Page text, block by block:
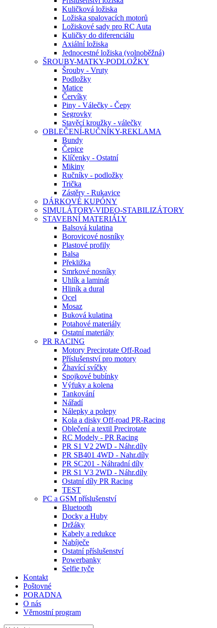
Kuličková ložiska
Ložiska spalovacích motorů
Ložiskové sady pro RC Auta
Kuličky do diferenciálu
Axiální ložiska
Jednocestné ložiska (volnoběžná)
ŠROUBY-MATKY-PODLOŽKY
Šrouby - Vruty
Podložky
Matice
Červíky
Piny - Válečky - Čepy
Segrovky
Stavěcí kroužky - válečky
OBLEČENÍ-RUČNÍKY-REKLAMA
Bundy
Čepice
Klíčenky - Ostatní
Mikiny
Ručníky - podložky
Trička
Zástěry - Rukavice
DÁRKOVÉ KUPÓNY
SIMULÁTORY-VIDEO-STABILIZÁTORY
STAVEBNÍ MATERIÁLY
Balsová kulatina
Borovicové nosníky
Plastové profily
Balsa
Překližka
Smrkové nosníky
Uhlík a laminát
Hliník a dural
Ocel
Mosaz
Buková kulatina
Potahové materiály
Ostatní materiály
PR RACING
Motory Precirotate Off-Road
Příslušenství pro motory
Žhavící svíčky
Spojkové bubínky
Výfuky a kolena
Tankování
Nářadí
Nálepky a polepy
Kola a disky Off-road PR-Racing
Oblečení a textil Precirotate
RC Modely - PR Racing
PR S1 V2 2WD - Náhr.díly
PR SB401 4WD - Nahr.díly
PR SC201 - Náhradní díly
PR S1 V3 2WD - Náhr.díly
Ostatní díly PR Racing
TEST
PC a GSM příslušenství
Bluetooth
Docky a Huby
Držáky
Kabely a redukce
Nabíječe
Ostatní příslušenství
Powerbanky
Selfie tyče
Kontakt
Poštovné
PORADNA
O nás
Věrnostní program